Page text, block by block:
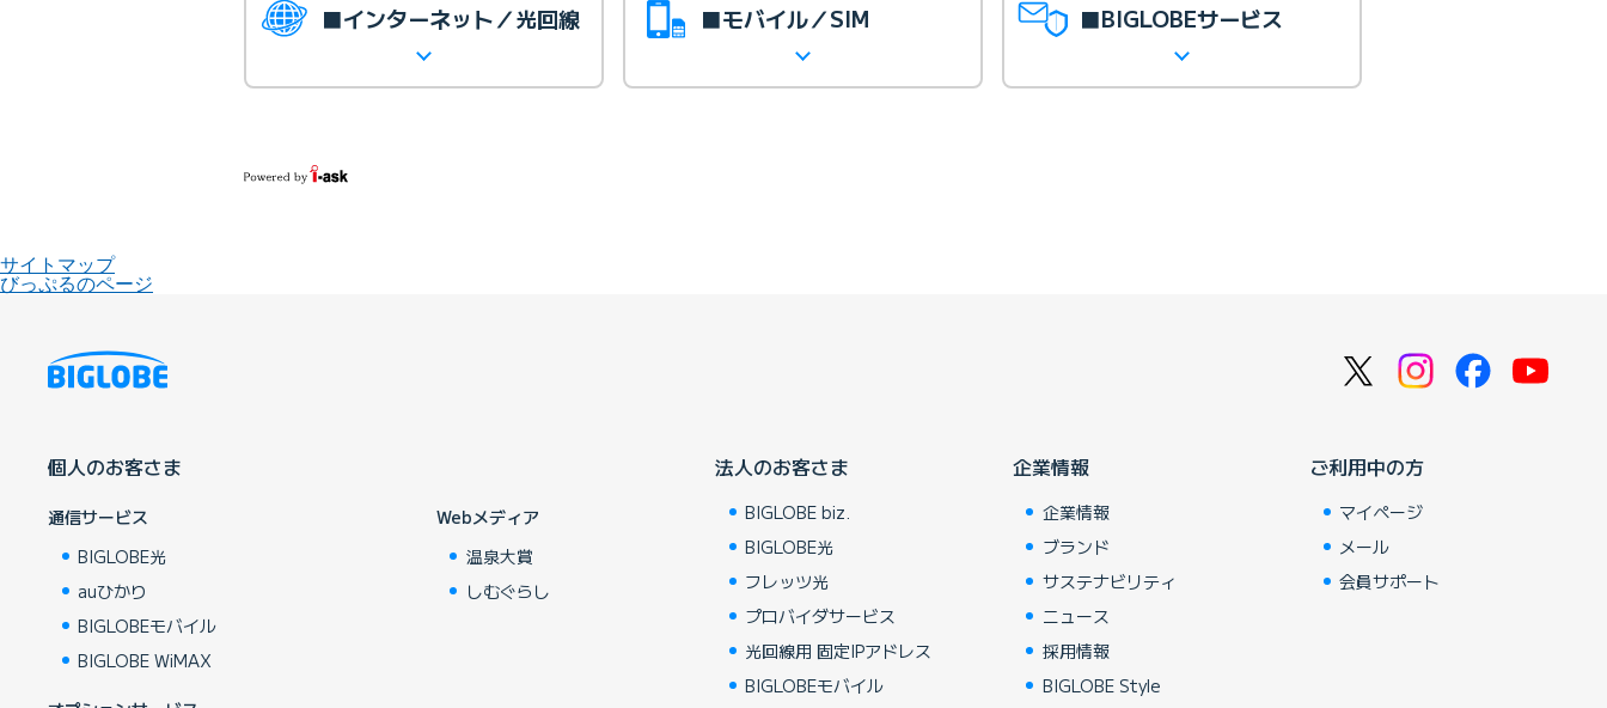
■インターネット／光回線 ■モバイル／SIM ■BIGLOBEサービス
サイトマップ
びっぷるのページ
個人のお客さま
通信サービス
BIGLOBE光
auひかり
BIGLOBEモバイル
BIGLOBE WiMAX
Webメディア
温泉大賞
しむぐらし
法人のお客さま
BIGLOBE biz.
BIGLOBE光
フレッツ光
プロバイダサービス
光回線用 固定IPアドレス
BIGLOBEモバイル
企業情報
企業情報
ブランド
サステナビリティ
ニュース
採用情報
BIGLOBE Style
ご利用中の方
マイページ
メール
会員サポート